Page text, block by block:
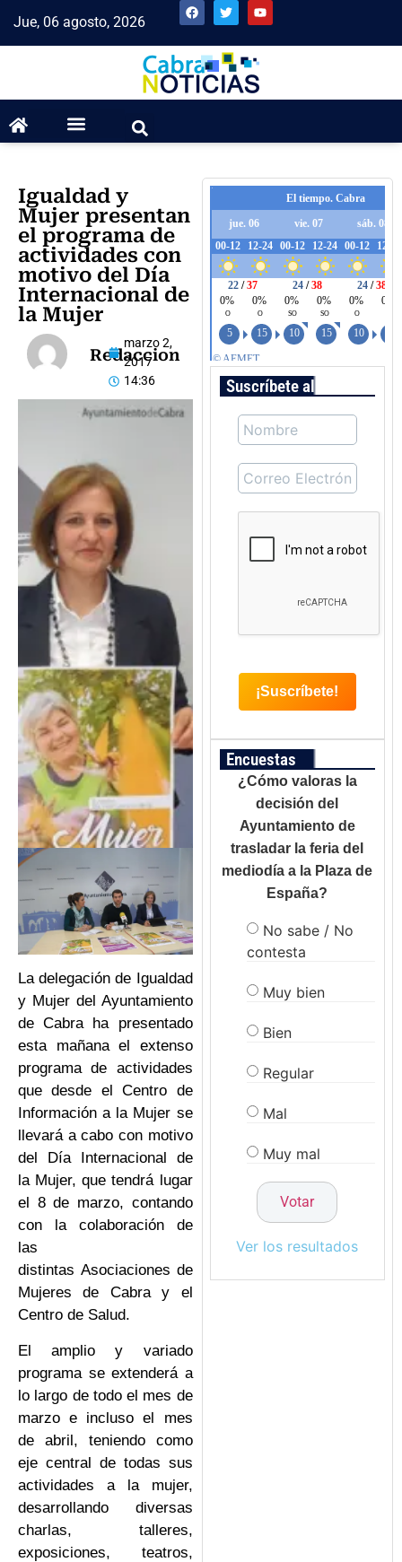
Jue, 06 agosto, 2026
Igualdad y
Mujer presentan
el programa de
actividades con
motivo del Día
Internacional de
la Mujer
Redaccion
marzo 2,
2017
14:36
La delegación de Igualdad
y Mujer del Ayuntamiento
de Cabra ha presentado
esta mañana el extenso
programa de actividades
que desde el Centro de
Información a la Mujer se
llevará a cabo con motivo
del Día Internacional de
la Mujer, que tendrá lugar
el 8 de marzo, contando
con la colaboración de
las
distintas Asociaciones de
Mujeres de Cabra y el
Centro de Salud.
El amplio y variado
programa se extenderá a
lo largo de todo el mes de
marzo e incluso el mes
de abril, teniendo como
eje central de todas sus
actividades a la mujer,
desarrollando diversas
charlas, talleres,
exposiciones, teatros,
Suscríbete al boletín
Encuestas
¿Cómo valoras la
decisión del
Ayuntamiento de
trasladar la feria del
mediodía a la Plaza de
España?
No sabe / No
contesta
Muy bien
Bien
Regular
Mal
Muy mal
Ver los resultados